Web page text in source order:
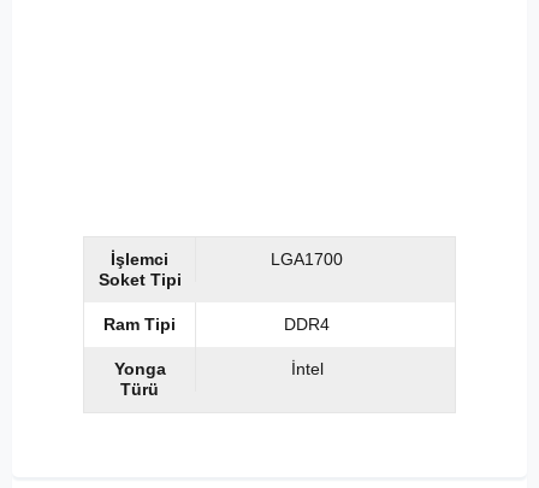
İşlemci
Soket Tipi
LGA1700
Ram Tipi DDR4
Yonga
Türü
İntel